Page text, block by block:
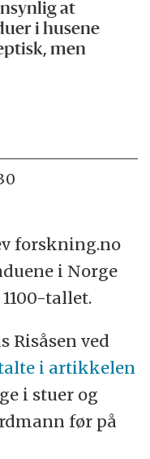
at
i husene
men
forskning.no
i Norge
tallet.
Risåsen ved
i artikkelen
i stuer og
før på